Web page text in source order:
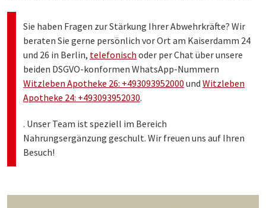
Sie haben Fragen zur Stärkung Ihrer Abwehrkräfte? Wir
beraten Sie gerne persönlich vor Ort am Kaiserdamm 24
und 26 in Berlin, telefonisch oder per Chat über unsere
beiden DSGVO-konformen WhatsApp-Nummern
Witzleben Apotheke 26: +493093952000 und Witzleben
Apotheke 24: +493093952030.
. Unser Team ist speziell im Bereich
Nahrungsergänzung geschult. Wir freuen uns auf Ihren
Besuch!